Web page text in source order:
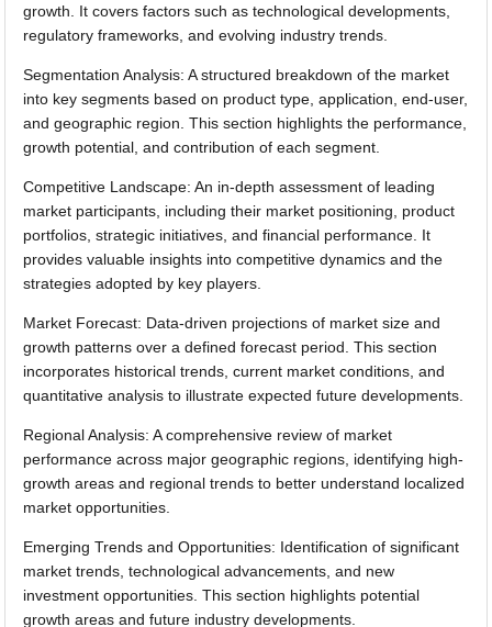
growth. It covers factors such as technological developments,
regulatory frameworks, and evolving industry trends.
Segmentation Analysis: A structured breakdown of the market
into key segments based on product type, application, end-user,
and geographic region. This section highlights the performance,
growth potential, and contribution of each segment.
Competitive Landscape: An in-depth assessment of leading
market participants, including their market positioning, product
portfolios, strategic initiatives, and financial performance. It
provides valuable insights into competitive dynamics and the
strategies adopted by key players.
Market Forecast: Data-driven projections of market size and
growth patterns over a defined forecast period. This section
incorporates historical trends, current market conditions, and
quantitative analysis to illustrate expected future developments.
Regional Analysis: A comprehensive review of market
performance across major geographic regions, identifying high-
growth areas and regional trends to better understand localized
market opportunities.
Emerging Trends and Opportunities: Identification of significant
market trends, technological advancements, and new
investment opportunities. This section highlights potential
growth areas and future industry developments.